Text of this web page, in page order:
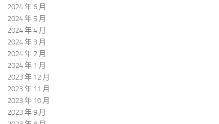
2024 年 6 月
2024 年 5 月
2024 年 4 月
2024 年 3 月
2024 年 2 月
2024 年 1 月
2023 年 12 月
2023 年 11 月
2023 年 10 月
2023 年 9 月